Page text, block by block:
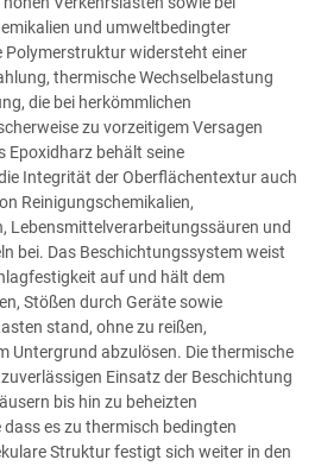
und umweltbedingter
Polymerstruktur widersteht einer
thermische Wechselbelastung
die bei herkömmlichen
zu vorzeitigem Versagen
Epoxidharz behält seine
Integrität der Oberflächentextur auch
Reinigungschemikalien,
Lebensmittelverarbeitungssäuren und
bei. Das Beschichtungssystem weist
auf und hält dem
Stößen durch Geräte sowie
stand, ohne zu reißen,
Untergrund abzulösen. Die thermische
Einsatz der Beschichtung
bis hin zu beheizten
es zu thermisch bedingten
Struktur festigt sich weiter in den